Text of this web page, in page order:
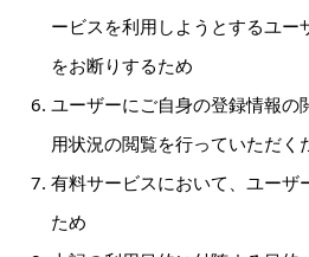
ービスを利用しようとするユー
をお断りするため
ユーザーにご自身の登録情報の
用状況の閲覧を行っていただく
有料サービスにおいて、ユーザ
ため